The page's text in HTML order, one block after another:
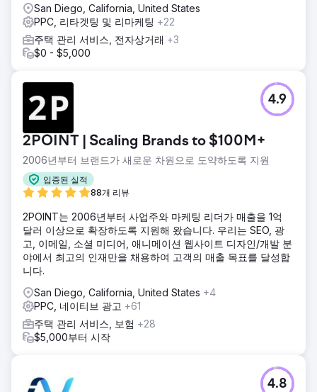
San Diego, California, United States
PPC, 리타겟팅 및 리마케팅 +22
주택 관리 서비스, 전자상거래 +3
$0 - $5,000
2POINT | Scaling Brands to $100M+
2006년부터 브랜드가 새로운 차원으로 도약하도록 지원
입증된 실적
88개 리뷰
4.9
2POINT는 2006년부터 사업주와 마케팅 리더가 매출을 1억
달러 이상으로 확장하도록 지원해 왔습니다. 우리는 SEO, 광
고, 이메일, 소셜 미디어, 애니메이션 웹사이트 디자인/개발 분
야에서 최고의 인재만을 채용하여 고객의 매출 목표를 달성합
니다.
San Diego, California, United States +4
PPC, 네이티브 광고 +61
주택 관리 서비스, 보험 +28
$5,000부터 시작
4.8